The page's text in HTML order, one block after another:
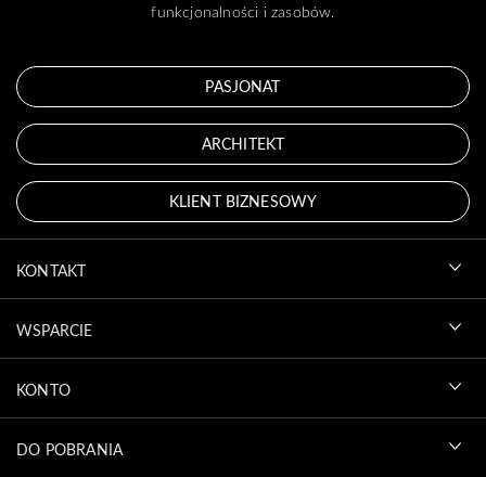
funkcjonalności i zasobów.
PASJONAT
ARCHITEKT
KLIENT BIZNESOWY
KONTAKT
WSPARCIE
KONTO
DO POBRANIA